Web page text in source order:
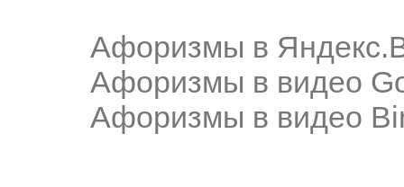
Афоризмы в
Афоризмы в видео
Афоризмы в видео